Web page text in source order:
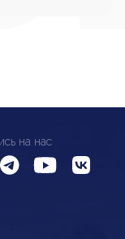
на нас